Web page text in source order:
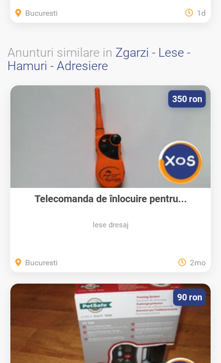
Bucuresti 1d
Anunturi similare in Zgarzi - Lese -
Hamuri - Adresiere
Telecomanda de înlocuire pentru...
lese dresaj
350 ron
Bucuresti 2mo
90 ron